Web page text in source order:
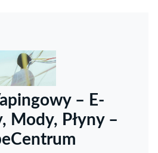
– E-
Mody, Płyny –